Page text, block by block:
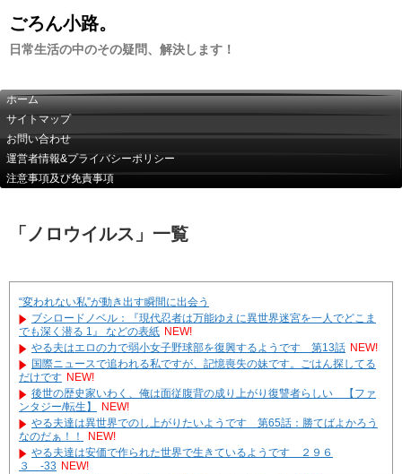
ごろん小路。
日常生活の中のその疑問、解決します！
ホーム
サイトマップ
お問い合わせ
運営者情報&プライバシーポリシー
注意事項及び免責事項
「 ノロウイルス 」 一覧
“変われない私”が動き出す瞬間に出会う
ブシロードノベル：『現代忍者は万能ゆえに異世界迷宮を一人でどこま
でも深く潜る 1』 などの表紙 NEW!
やる夫はエロの力で弱小女子野球部を復興するようです 第13話 NEW!
国際ニュースで追われる私ですが、記憶喪失の妹です。ごはん探してる
だけです NEW!
後世の歴史家いわく、俺は面従腹背の成り上がり復讐者らしい 【ファ
ンタジー/転生】
NEW!
やる夫達は異世界でのし上がりたいようです 第65話：勝てばよかろう
なのだぁ！！
NEW!
やる夫達は安価で作られた世界で生きているようです ２９６
３ -33 NEW!